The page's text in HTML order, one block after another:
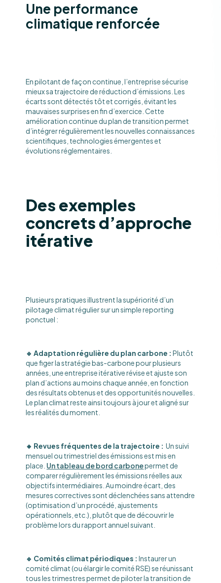
Une performance
climatique renforcée
En pilotant de façon continue, l’entreprise sécurise
mieux sa trajectoire de réduction d’émissions. Les
écarts sont détectés tôt et corrigés, évitant les
mauvaises surprises en fin d’exercice. Cette
amélioration continue du plan de transition permet
d’intégrer régulièrement les nouvelles connaissances
scientifiques, technologies émergentes et
évolutions réglementaires.
Des exemples
concrets d’approche
itérative
Plusieurs pratiques illustrent la supériorité d’un
pilotage climat régulier sur un simple reporting
ponctuel :
🔹 Adaptation régulière du plan carbone : Plutôt
que figer la stratégie bas-carbone pour plusieurs
années, une entreprise itérative révise et ajuste son
plan d’actions au moins chaque année, en fonction
des résultats obtenus et des opportunités nouvelles.
Le plan climat reste ainsi toujours à jour et aligné sur
les réalités du moment.
🔸 Revues fréquentes de la trajectoire : Un suivi
mensuel ou trimestriel des émissions est mis en
place. Un tableau de bord carbonepermet de
comparer régulièrement les émissions réelles aux
objectifs intermédiaires. Au moindre écart, des
mesures correctives sont déclenchées sans attendre
(optimisation d’un procédé, ajustements
opérationnels, etc.), plutôt que de découvrir le
problème lors du rapport annuel suivant.
🔹 Comités climat périodiques : Instaurer un
comité climat (ou élargir le comité RSE) se réunissant
tous les trimestres permet de piloter la transition de